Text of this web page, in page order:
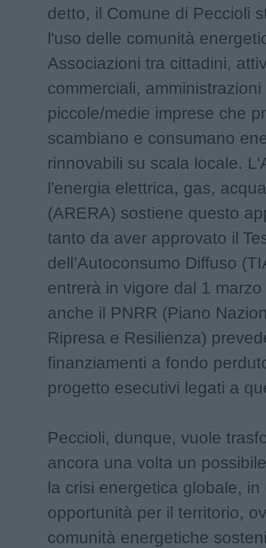
detto, il Comune di Peccioli
l'uso delle comunità
Associazioni tra cittadini,
commerciali,
piccole/medie imprese che
scambiano e consumano
rinnovabili su scala locale.
l'energia elettrica, gas,
(ARERA) sostiene questo
tanto da aver approvato il
dell’Autoconsumo Diffuso
entrerà in vigore dal 1
anche il PNRR (Piano
Ripresa e Resilienza)
finanziamenti a fondo
progetto esecutivi legati a
Peccioli, dunque, vuole
ancora una volta un
la crisi energetica globale,
opportunità per il territorio,
comunità energetiche